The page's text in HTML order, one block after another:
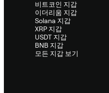
비트코인 지갑
이더리움 지갑
Solana 지갑
XRP 지갑
USDT 지갑
BNB 지갑
모든 지갑 보기